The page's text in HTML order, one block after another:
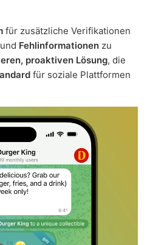
für zusätzliche Verifikationen
Fehlinformationen zu
proaktiven Lösung, die
für soziale Plattformen